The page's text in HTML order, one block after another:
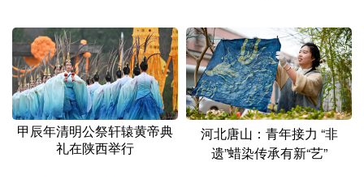
English Español Français عربى
Русский язык 日本語 한국어
Deutsch Português
甲辰年清明公祭轩辕黄帝典
礼在陕西举行
河北唐山：青年接力 “非
遗”蜡染传承有新“艺”